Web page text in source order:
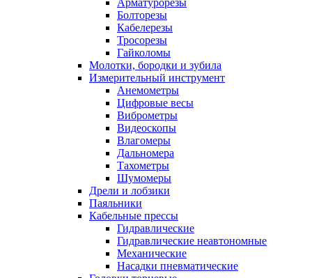
Арматурорезы
Болторезы
Кабелерезы
Тросорезы
Гайколомы
Молотки, бородки и зубила
Измерительный инструмент
Анемометры
Цифровые весы
Виброметры
Видеоскопы
Влагомеры
Дальномера
Тахометры
Шумомеры
Дрели и лобзики
Паяльники
Кабельные прессы
Гидравлические
Гидравлические неавтономные
Механические
Насадки пневматические